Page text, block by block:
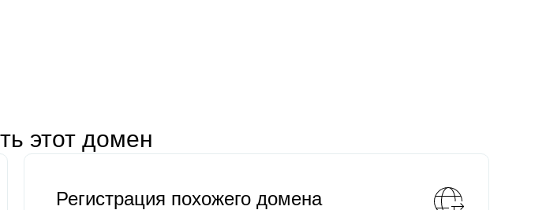
этот домен
Регистрация похожего домена